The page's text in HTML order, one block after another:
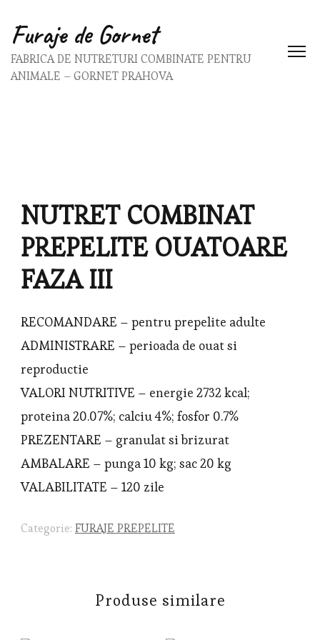
Furaje de Gornet
FABRICA DE NUTRETURI COMBINATE PENTRU
ANIMALE – GORNET PRAHOVA
NUTRET COMBINAT
PREPELITE OUATOARE
FAZA III
RECOMANDARE – pentru prepelite adulte
ADMINISTRARE – perioada de ouat si
reproductie
VALORI NUTRITIVE – energie 2732 kcal;
proteina 20.07%; calciu 4%; fosfor 0.7%
PREZENTARE – granulat si brizurat
AMBALARE – punga 10 kg; sac 20 kg
VALABILITATE – 120 zile
Categorie: FURAJE PREPELITE
Produse similare